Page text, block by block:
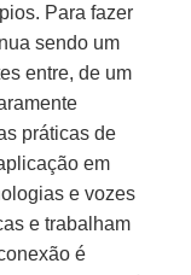
Para fazer
sendo um
entre, de um
práticas de
em
e vozes
e trabalham
é